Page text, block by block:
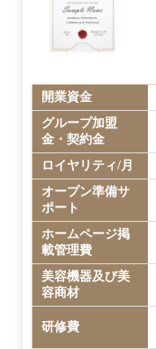
開業資金
グループ加盟
金・契約金
ロイヤリティ/月
オープン準備サ
ポート
ホームページ掲
載管理費
美容機器及び美
容商材
研修費